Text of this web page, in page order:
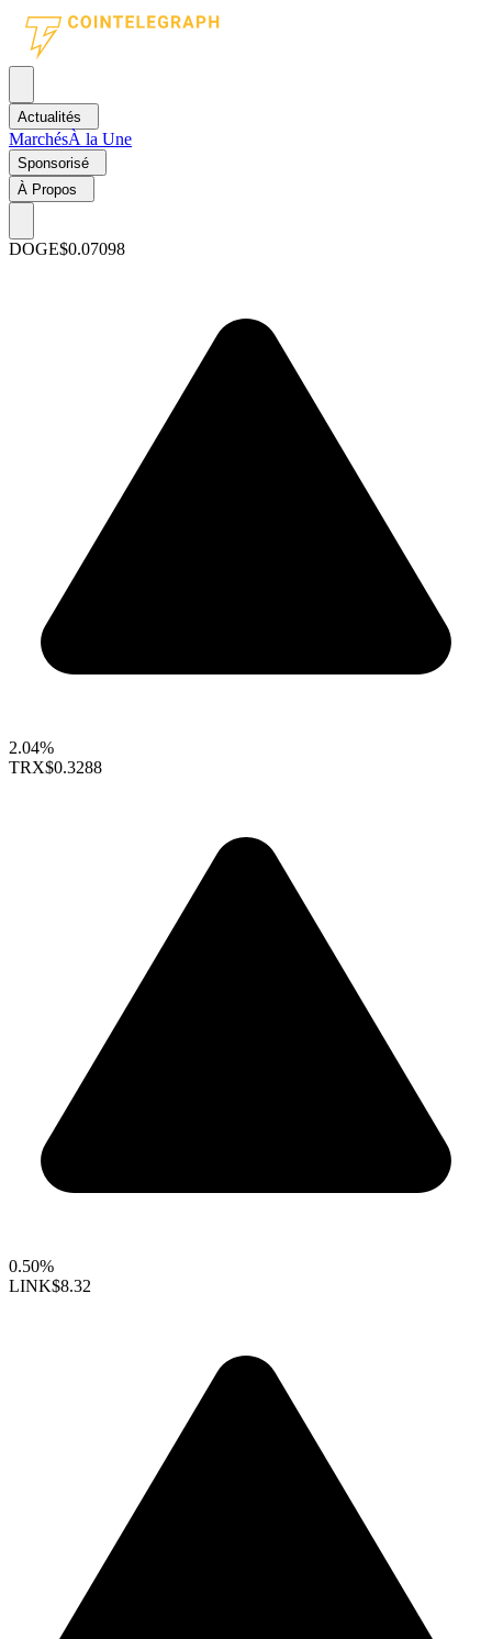
Actualités
MarchésÀ la Une
Sponsorisé
À Propos
DOGE$0.07098
2.04%
TRX$0.3288
0.50%
LINK$8.32